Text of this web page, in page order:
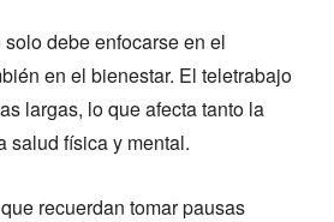
debe enfocarse en el
en el bienestar. El teletrabajo
largas, lo que afecta tanto la
salud física y mental.
recuerdan tomar pausas